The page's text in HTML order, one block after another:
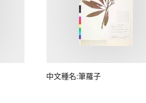
中文種名:筆羅子